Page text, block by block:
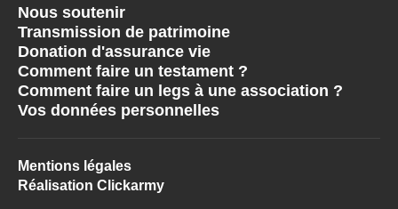
Nous soutenir
Transmission de patrimoine
Donation d'assurance vie
Comment faire un testament ?
Comment faire un legs à une association ?
Vos données personnelles
Mentions légales
Réalisation Clickarmy